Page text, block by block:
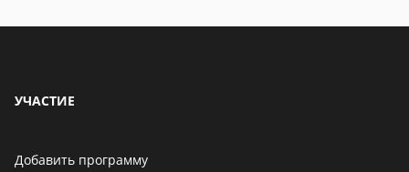
УЧАСТИЕ
Добавить программу